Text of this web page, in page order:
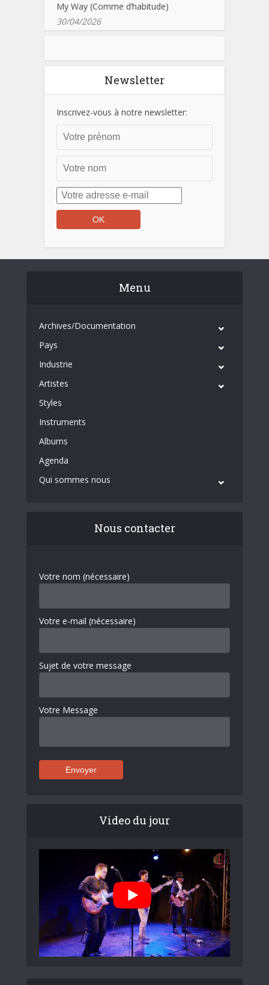
My Way (Comme d’habitude)
30/04/2026
Newsletter
Inscrivez-vous à notre newsletter:
Menu
Archives/Documentation
Pays
Industrie
Artistes
Styles
Instruments
Albums
Agenda
Qui sommes nous
Nous contacter
Votre nom (nécessaire)
Votre e-mail (nécessaire)
Sujet de votre message
Votre Message
Video du jour